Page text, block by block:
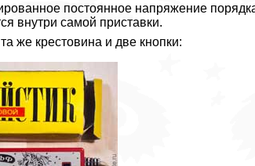
постоянное напряжение
внутри самой приставки.
же крестовина и две кнопки: